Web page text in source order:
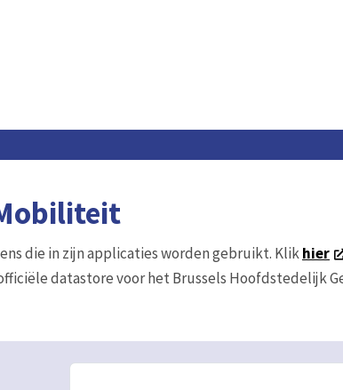
die in zijn applicaties worden gebruikt. Klikhier
datastore voor het Brussels Hoofdstedelijk